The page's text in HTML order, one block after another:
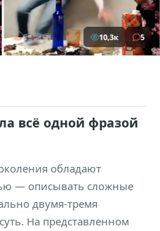
10,3к 5
всё одной фразой
обладают
— описывать сложные
двумя-тремя
На представленном